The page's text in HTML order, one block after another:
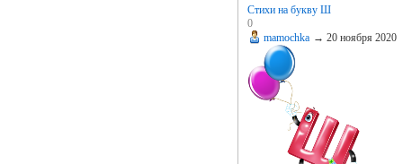
Стихи на букву Ш
0
mamochka → 20 ноября 2020